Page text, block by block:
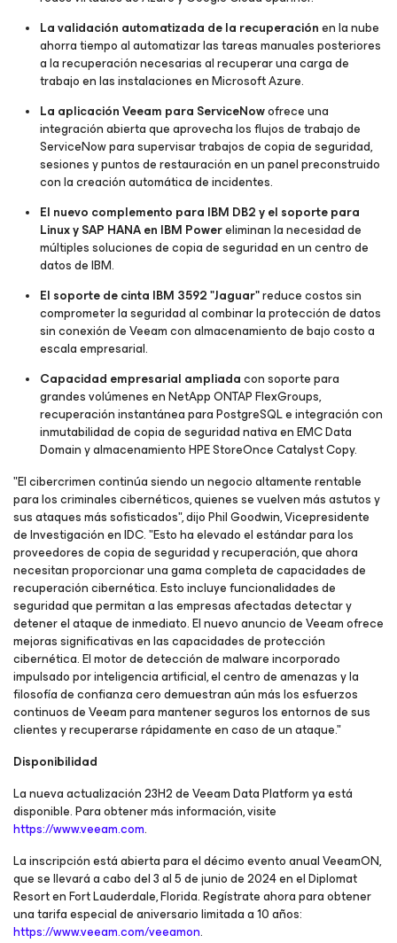
La validación automatizada de la recuperaciónen la nube
ahorra tiempo al automatizar las tareas manuales posteriores
a la recuperación necesarias al recuperar una carga de
trabajo en las instalaciones en Microsoft Azure.
La aplicación Veeam para ServiceNowofrece una
integración abierta que aprovecha los flujos de trabajo de
ServiceNow para supervisar trabajos de copia de seguridad,
sesiones y puntos de restauración en un panel preconstruido
con la creación automática de incidentes.
El nuevo complemento para IBM DB2 y el soporte para
Linux y SAP HANA en IBM Powereliminan la necesidad de
múltiples soluciones de copia de seguridad en un centro de
datos de IBM.
El soporte de cinta IBM 3592 "Jaguar"reduce costos sin
comprometer la seguridad al combinar la protección de datos
sin conexión de Veeam con almacenamiento de bajo costo a
escala empresarial.
Capacidad empresarial ampliadacon soporte para
grandes volúmenes en NetApp ONTAP FlexGroups,
recuperación instantánea para PostgreSQL e integración con
inmutabilidad de copia de seguridad nativa en EMC Data
Domain y almacenamiento HPE StoreOnce Catalyst Copy.
"El cibercrimen continúa siendo un negocio altamente rentable
para los criminales cibernéticos, quienes se vuelven más astutos y
sus ataques más sofisticados", dijo Phil Goodwin, Vicepresidente
de Investigación en IDC. "Esto ha elevado el estándar para los
proveedores de copia de seguridad y recuperación, que ahora
necesitan proporcionar una gama completa de capacidades de
recuperación cibernética. Esto incluye funcionalidades de
seguridad que permitan a las empresas afectadas detectar y
detener el ataque de inmediato. El nuevo anuncio de Veeam ofrece
mejoras significativas en las capacidades de protección
cibernética. El motor de detección de malware incorporado
impulsado por inteligencia artificial, el centro de amenazas y la
filosofía de confianza cero demuestran aún más los esfuerzos
continuos de Veeam para mantener seguros los entornos de sus
clientes y recuperarse rápidamente en caso de un ataque."
Disponibilidad
La nueva actualización 23H2 de Veeam Data Platform ya está
disponible. Para obtener más información, visite
https://www.veeam.com.
La inscripción está abierta para el décimo evento anual VeeamON,
que se llevará a cabo del 3 al 5 de junio de 2024 en el Diplomat
Resort en Fort Lauderdale, Florida. Regístrate ahora para obtener
una tarifa especial de aniversario limitada a 10 años:
https://www.veeam.com/veeamon.